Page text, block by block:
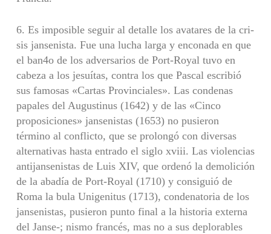
6. Es imposible seguir al detalle los avatares de la cri­
sis jansenista. Fue una lucha larga y enconada en que
el ban4o de los adversarios de Port-Royal tuvo en
cabeza a los jesuítas, contra los que Pascal escribió
sus famosas «Cartas Provinciales». Las condenas
papales del Augustinus (1642) y de las «Cinco
proposiciones» jansenistas (1653) no pusieron
término al conflicto, que se prolongó con diversas
alternativas hasta entrado el siglo xviii. Las violencias
antijansenistas de Luis XIV, que ordenó la de­molición
de la abadía de Port-Royal (1710) y consiguió de
Roma la bula Unigenitus (1713), condenatoria de los
janse­nistas, pusieron punto final a la historia externa
del Janse-; nismo francés, mas no a sus deplorables